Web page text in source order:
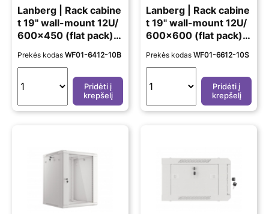
Lanberg | Rack cabine
t 19" wall-mount 12U/
600x450 (flat pack)
1-6412-10B | Black
Prekės kodas WF01-6412-10B
Pridėti į
krepšelį
Lanberg | Rack cabine
t 19" wall-mount 12U/
600x600 (flat pack)
Grey
Prekės kodas WF01-6612-10S
Pridėti į
krepšelį